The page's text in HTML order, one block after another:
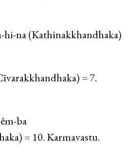
na (Kathinakkhandhaka)
= 7.
ba
= 10. Karmavastu.